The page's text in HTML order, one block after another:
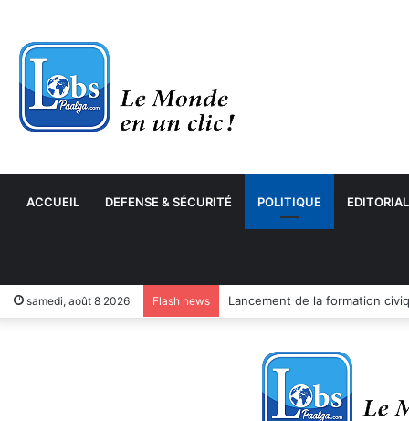
ACCUEIL DEFENSE & SÉCURITÉ POLITIQUE EDITORIAL
samedi, août 8 2026 Flash news